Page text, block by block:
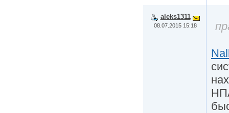
aleks1311
08.07.2015 15:18